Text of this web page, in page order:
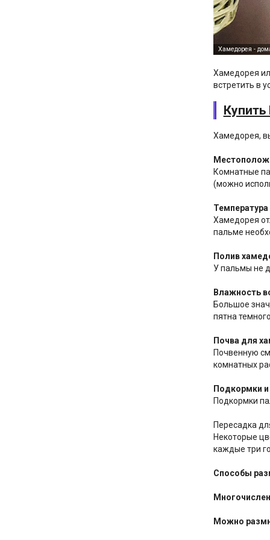
Хамедорея
встретить в
Хамедорея,
Комнатные
(можно
Хамедорея
пальме
Полив
У пальмы не
Влажность
Большое
пятна
Почва для
Почвенную
комнатных
Подкормки
Подкормки
Пересадка
Некоторые
каждые три
Способы
Можно